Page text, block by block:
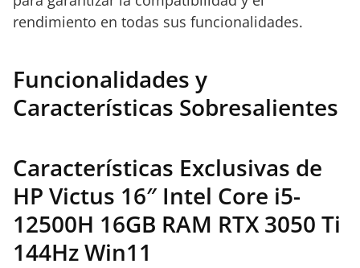
rendimiento en todas sus funcionalidades.
Funcionalidades y
Características Sobresalientes
Características Exclusivas de
HP Victus 16″ Intel Core i5-
12500H 16GB RAM RTX 3050 Ti
144Hz Win11